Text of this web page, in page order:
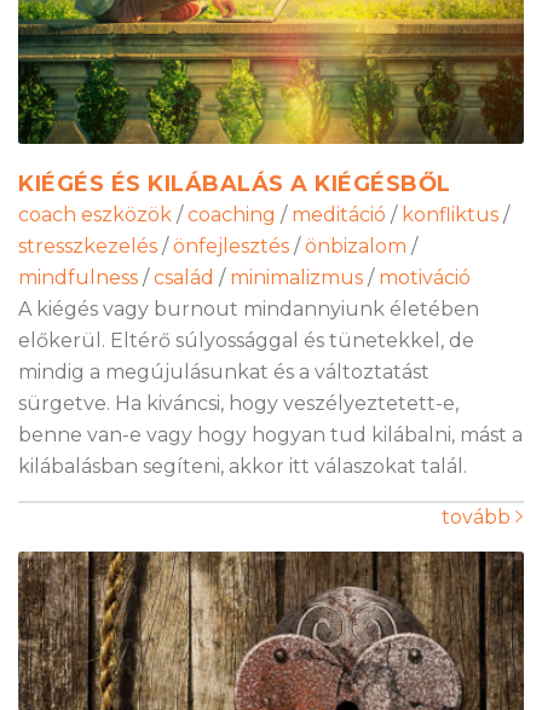
KIÉGÉS ÉS KILÁBALÁS A KIÉGÉSBŐL
coach eszközök / coaching / meditáció / konfliktus /
stresszkezelés / önfejlesztés / önbizalom /
mindfulness / család / minimalizmus / motiváció
A kiégés vagy burnout mindannyiunk életében
előkerül. Eltérő súlyossággal és tünetekkel, de
mindig a megújulásunkat és a változtatást
sürgetve. Ha kiváncsi, hogy veszélyeztetett-e,
benne van-e vagy hogy hogyan tud kilábalni, mást a
kilábalásban segíteni, akkor itt válaszokat talál.
tovább